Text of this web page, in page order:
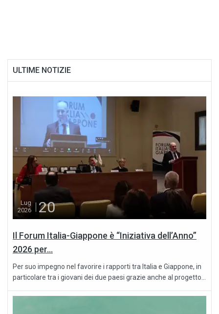
ULTIME NOTIZIE
Lug
2026
20
Il Forum Italia-Giappone è “Iniziativa dell’Anno”
2026 per...
Per suo impegno nel favorire i rapporti tra Italia e Giappone, in
particolare tra i giovani dei due paesi grazie anche al progetto...